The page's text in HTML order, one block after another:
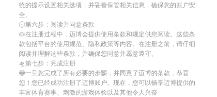
统的提示设置相关选项，并妥善保管相关信息，确保您的账户安
全。
🕧第六步：阅读并同意条款
🥧在注册过程中， 迈博会提供使用条款和规定供您阅读。这些条
款包括平台的使用规范、隐私政策等内容。在注册之前，请仔细
阅读并理解这些条款，并确保您同意并愿意遵守。
🛸第七步：完成注册
🔵一旦您完成了所有必要的步骤，并同意了迈博的条款，恭喜
您！您已经成功注册了迈博账户。现在，您可以畅享迈博提供的
丰富体育赛事、刺激的游戏体验以及其他令人兴奋